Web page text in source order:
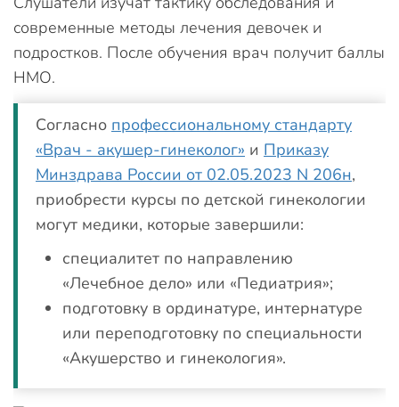
современные методы лечения девочек и
подростков. После обучения врач получит баллы
НМО.
Согласно профессиональному стандарту
«Врач - акушер-гинеколог» и Приказу
Минздрава России от 02.05.2023 N 206н,
приобрести курсы по детской гинекологии
могут медики, которые завершили:
специалитет по направлению
«Лечебное дело» или «Педиатрия»;
подготовку в ординатуре, интернатуре
или переподготовку по специальности
«Акушерство и гинекология».